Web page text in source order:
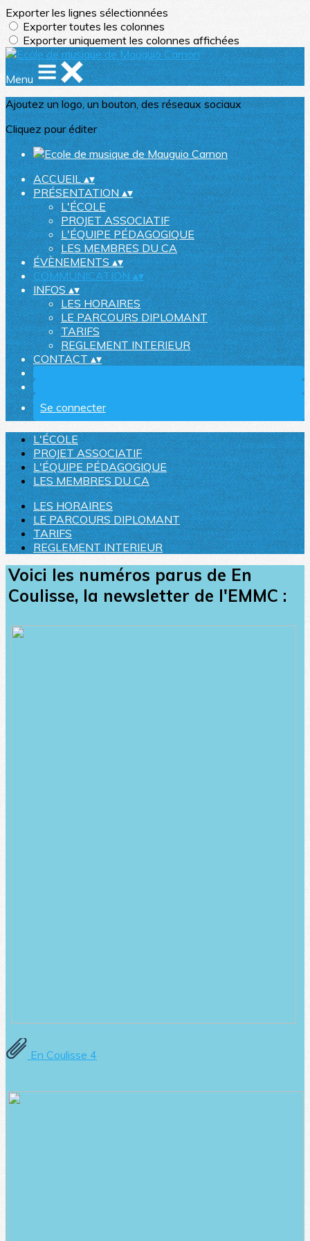
Exporter les lignes sélectionnées
Exporter toutes les colonnes
Exporter uniquement les colonnes affichées
Menu
Ajoutez un logo, un bouton, des réseaux sociaux
Cliquez pour éditer
ACCUEIL▴▾
PRÉSENTATION▴▾
L'ÉCOLE
PROJET ASSOCIATIF
L'ÉQUIPE PÉDAGOGIQUE
LES MEMBRES DU CA
ÉVÈNEMENTS▴▾
COMMUNICATION▴▾
INFOS▴▾
LES HORAIRES
LE PARCOURS DIPLOMANT
TARIFS
REGLEMENT INTERIEUR
CONTACT▴▾
Se connecter
L'ÉCOLE
PROJET ASSOCIATIF
L'ÉQUIPE PÉDAGOGIQUE
LES MEMBRES DU CA
LES HORAIRES
LE PARCOURS DIPLOMANT
TARIFS
REGLEMENT INTERIEUR
Voici les numéros parus de En
Coulisse, la newsletter de l'EMMC :
En Coulisse 4